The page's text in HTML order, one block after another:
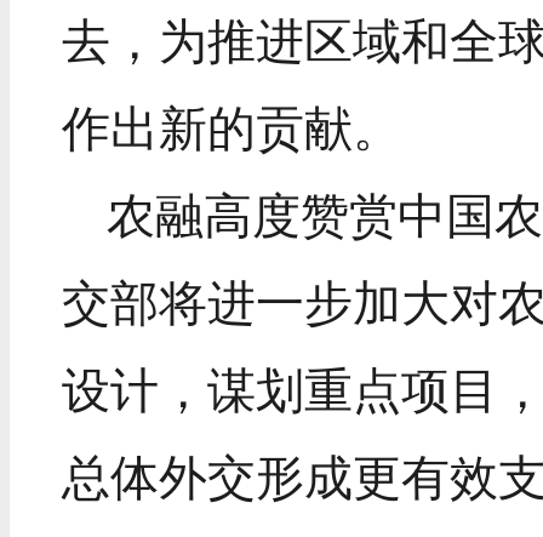
去，为推进区域和全
作出新的贡献。
农融高度赞赏中国
交部将进一步加大对
设计，谋划重点项目
总体外交形成更有效